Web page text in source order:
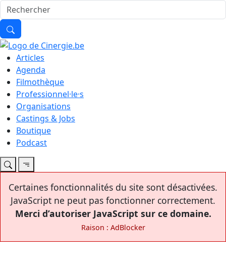
Articles
Agenda
Filmothèque
Professionnel·le·s
Organisations
Castings & Jobs
Boutique
Podcast
Certaines fonctionnalités du site sont désactivées.
JavaScript ne peut pas fonctionner correctement.
Merci d’autoriser JavaScript sur ce domaine.
Raison : AdBlocker